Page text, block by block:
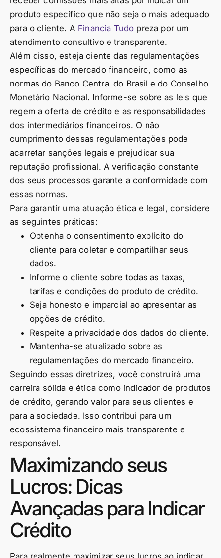
produto específico que não seja o mais adequado
para o cliente. A Financia Tudo preza por um
atendimento consultivo e transparente.
Além disso, esteja ciente das regulamentações
específicas do mercado financeiro, como as
normas do Banco Central do Brasil e do Conselho
Monetário Nacional. Informe-se sobre as leis que
regem a oferta de crédito e as responsabilidades
dos intermediários financeiros. O não
cumprimento dessas regulamentações pode
acarretar sanções legais e prejudicar sua
reputação profissional. A verificação constante
dos seus processos garante a conformidade com
essas normas.
Para garantir uma atuação ética e legal, considere
as seguintes práticas:
Obtenha o consentimento explícito do
cliente para coletar e compartilhar seus
dados.
Informe o cliente sobre todas as taxas,
tarifas e condições do produto de crédito.
Seja honesto e imparcial ao apresentar as
opções de crédito.
Respeite a privacidade dos dados do cliente.
Mantenha-se atualizado sobre as
regulamentações do mercado financeiro.
Seguindo essas diretrizes, você construirá uma
carreira sólida e ética como indicador de produtos
de crédito, gerando valor para seus clientes e
para a sociedade. Isso contribui para um
ecossistema financeiro mais transparente e
responsável.
Maximizando seus
Lucros: Dicas
Avançadas para Indicar
Crédito
Para realmente maximizar seus lucros ao indicar